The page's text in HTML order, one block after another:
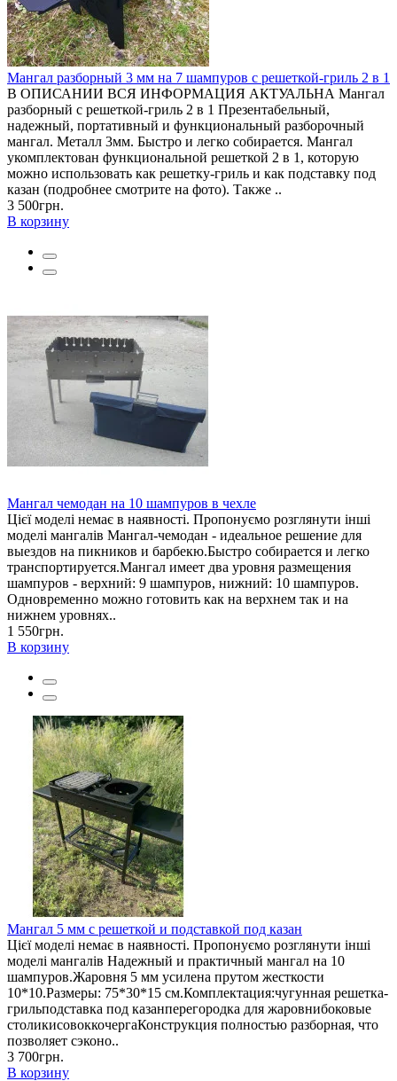
Мангал разборный 3 мм на 7 шампуров с решеткой-гриль 2 в 1
В ОПИСАНИИ ВСЯ ИНФОРМАЦИЯ АКТУАЛЬНА Мангал
разборный с решеткой-гриль 2 в 1 Презентабельный,
надежный, портативный и функциональный разборочный
мангал. Металл 3мм. Быстро и легко собирается. Мангал
укомплектован функциональной решеткой 2 в 1, которую
можно использовать как решетку-гриль и как подставку под
казан (подробнее смотрите на фото). Также ..
3 500грн.
В корзину
Мангал чемодан на 10 шампуров в чехле
Цієї моделі немає в наявності. Пропонуємо розглянути інші
моделі мангалів Мангал-чемодан - идеальное решение для
выездов на пикников и барбекю.Быстро собирается и легко
транспортируется.Мангал имеет два уровня размещения
шампуров - верхний: 9 шампуров, нижний: 10 шампуров.
Одновременно можно готовить как на верхнем так и на
нижнем уровнях..
1 550грн.
В корзину
Мангал 5 мм с решеткой и подставкой под казан
Цієї моделі немає в наявності. Пропонуємо розглянути інші
моделі мангалів Надежный и практичный мангал на 10
шампуров.Жаровня 5 мм усилена прутом жесткости
10*10.Размеры: 75*30*15 см.Комплектация:чугунная решетка-
грильподставка под казанперегородка для жаровнибоковые
столикисовоккочергаКонструкция полностью разборная, что
позволяет сэконо..
3 700грн.
В корзину